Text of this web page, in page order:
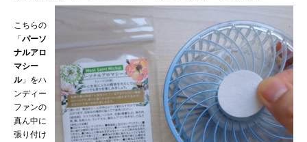
こちらの
「パーソ
ナルアロ
マシー
ル」 をハ
ンディー
ファンの
真ん中に
張り付け